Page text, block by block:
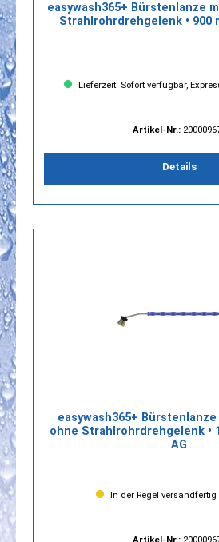
easywash365+ Bürstenlanze
Strahlrohrdrehgelenk • 900
Lieferzeit: Sofort verfügbar,
Artikel-Nr.:
Details
easywash365+
ohne Strahlrohrdrehgelenk •
AG
In der Regel